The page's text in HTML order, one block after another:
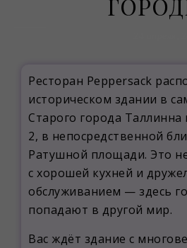
Ресторан Peppersack
историческом здании в
Старого города Таллинна
2, в непосредственной
Ратушной площади. Это
с хорошей кухней и
обслуживанием — здесь
попадают в другой мир.
Вас ждёт здание с